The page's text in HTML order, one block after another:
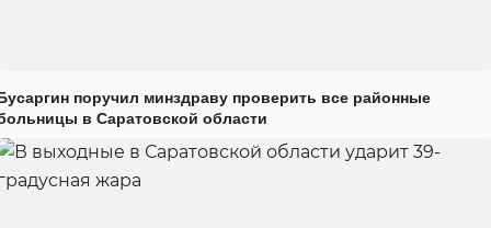
поручил минздраву проверить все районные
в Саратовской области